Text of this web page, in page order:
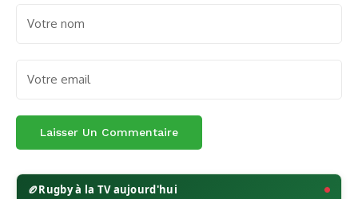
🏉Rugby à la TV aujourd'hui